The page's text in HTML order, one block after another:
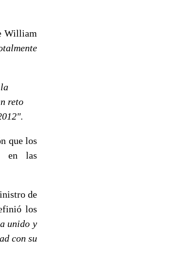
William
reto
.
que los
en las
de
los
unido y
con su